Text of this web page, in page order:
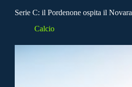
Serie C: il Pordenone ospita il Novara
Calcio